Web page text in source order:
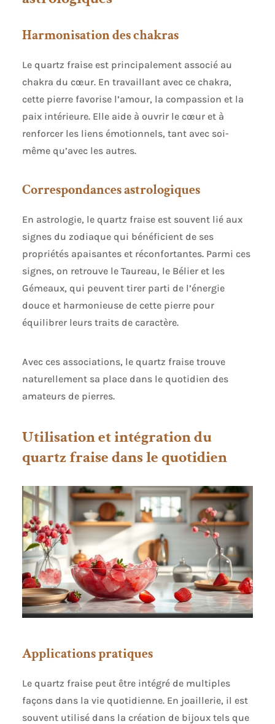
Harmonisation des chakras
Le quartz fraise est principalement associé au
chakra du cœur. En travaillant avec ce chakra,
cette pierre favorise l’amour, la compassion et la
paix intérieure. Elle aide à ouvrir le cœur et à
renforcer les liens émotionnels, tant avec soi-
même qu’avec les autres.
Correspondances astrologiques
En astrologie, le quartz fraise est souvent lié aux
signes du zodiaque qui bénéficient de ses
propriétés apaisantes et réconfortantes. Parmi ces
signes, on retrouve le Taureau, le Bélier et les
Gémeaux, qui peuvent tirer parti de l’énergie
douce et harmonieuse de cette pierre pour
équilibrer leurs traits de caractère.
Avec ces associations, le quartz fraise trouve
naturellement sa place dans le quotidien des
amateurs de pierres.
Utilisation et intégration du
quartz fraise dans le quotidien
Applications pratiques
Le quartz fraise peut être intégré de multiples
façons dans la vie quotidienne. En joaillerie, il est
souvent utilisé dans la création de bijoux tels que